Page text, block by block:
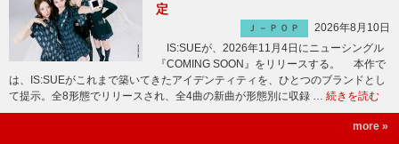
定
Ｊ－ＰＯＰ
2026年8月10日
IS:SUEが、2026年11月4日にニューシングル
『COMING SOON』をリリースする。 本作で
は、IS:SUEがこれまで築いてきたアイデンティティを、ひとつのブランドとし
て提示。全8形態でリリースされ、全4曲の新曲が形態別に収録 … 続きを読む
more »